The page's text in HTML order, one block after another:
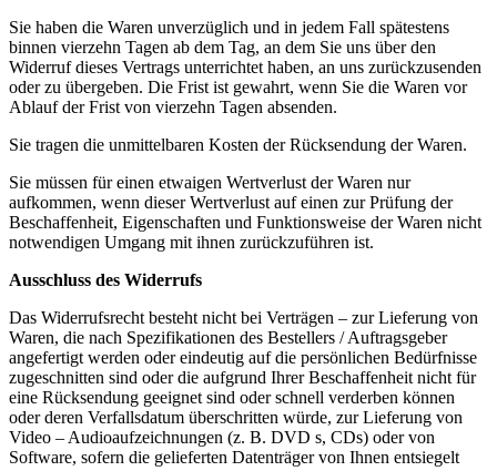
Sie haben die Waren unverzüglich und in jedem Fall spätestens
binnen vierzehn Tagen ab dem Tag, an dem Sie uns über den
Widerruf dieses Vertrags unterrichtet haben, an uns zurückzusenden
oder zu übergeben. Die Frist ist gewahrt, wenn Sie die Waren vor
Ablauf der Frist von vierzehn Tagen absenden.
Sie tragen die unmittelbaren Kosten der Rücksendung der Waren.
Sie müssen für einen etwaigen Wertverlust der Waren nur
aufkommen, wenn dieser Wertverlust auf einen zur Prüfung der
Beschaffenheit, Eigenschaften und Funktionsweise der Waren nicht
notwendigen Umgang mit ihnen zurückzuführen ist.
Ausschluss des Widerrufs
Das Widerrufsrecht besteht nicht bei Verträgen – zur Lieferung von
Waren, die nach Spezifikationen des Bestellers / Auftragsgeber
angefertigt werden oder eindeutig auf die persönlichen Bedürfnisse
zugeschnitten sind oder die aufgrund Ihrer Beschaffenheit nicht für
eine Rücksendung geeignet sind oder schnell verderben können
oder deren Verfallsdatum überschritten würde, zur Lieferung von
Video – Audioaufzeichnungen (z. B. DVD s, CDs) oder von
Software, sofern die gelieferten Datenträger von Ihnen entsiegelt